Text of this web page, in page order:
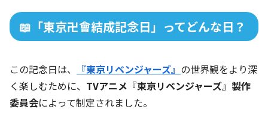
📖「東京卍會結成記念日」ってどんな日？
この記念日は、 『東京リベンジャーズ』 の世界観をより深
く楽しむために、 TVアニメ『東京リベンジャーズ』製作
委員会によって制定されました。